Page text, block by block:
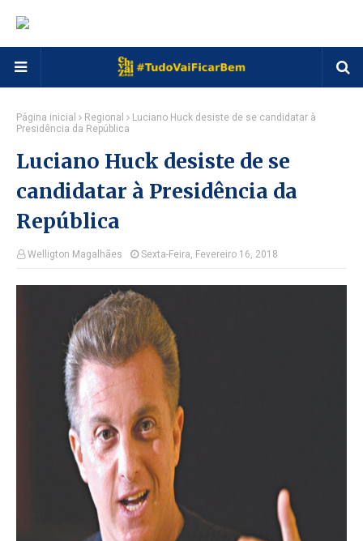
Página inicial Regional
Luciano Huck desiste de se candidatar à
Presidência da República
Luciano Huck desiste de se
candidatar à Presidência da
República
Welligton Magalhães Sexta-Feira, Fevereiro 16, 2018